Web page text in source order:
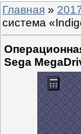
Главная »
система
Sega